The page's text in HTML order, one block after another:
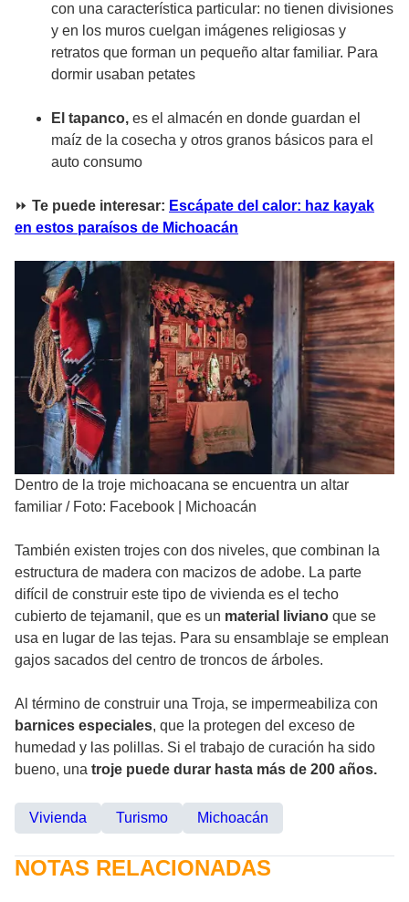
con una característica particular: no tienen divisiones
y en los muros cuelgan imágenes religiosas y
retratos que forman un pequeño altar familiar. Para
dormir usaban petates
El tapanco, es el almacén en donde guardan el
maíz de la cosecha y otros granos básicos para el
auto consumo
⏩ Te puede interesar: Escápate del calor: haz kayak
en estos paraísos de Michoacán
Dentro de la troje michoacana se encuentra un altar
familiar / Foto: Facebook | Michoacán
También existen trojes con dos niveles, que combinan la
estructura de madera con macizos de adobe. La parte
difícil de construir este tipo de vivienda es el techo
cubierto de tejamanil, que es un material liviano que se
usa en lugar de las tejas. Para su ensamblaje se emplean
gajos sacados del centro de troncos de árboles.
Al término de construir una Troja, se impermeabiliza con
barnices especiales, que la protegen del exceso de
humedad y las polillas. Si el trabajo de curación ha sido
bueno, una troje puede durar hasta más de 200 años.
Vivienda Turismo Michoacán
NOTAS RELACIONADAS